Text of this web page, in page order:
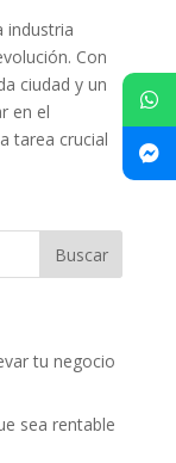
industria
Con
ciudad y un
en el
tarea crucial
tu negocio
sea rentable